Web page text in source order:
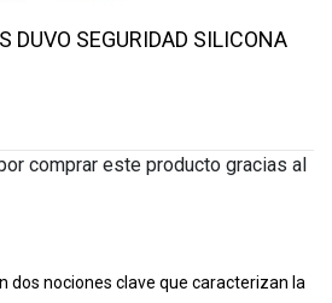
DUVO SEGURIDAD SILICONA
comprar este producto gracias al
dos nociones clave que caracterizan la